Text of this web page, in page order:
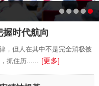
时代航向
，但人在其中不是完全消极被
抓住历...... [更多]